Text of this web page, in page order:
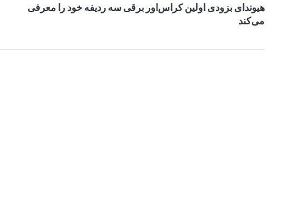
هیوندای بزودی اولین کراس‌اور برقی سه ردیفه خود را معرفی
می‌کند